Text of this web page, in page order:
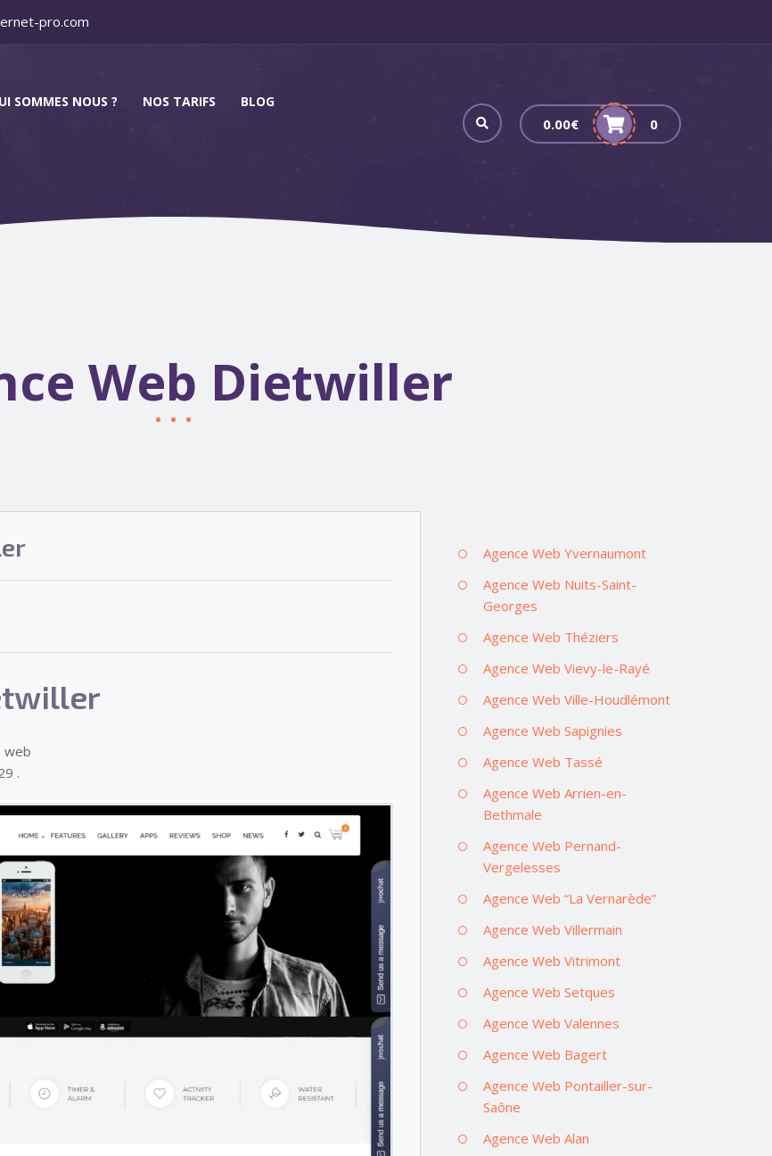
pro.com
SOMMES NOUS ? NOS TARIFS BLOG
0.00€ 0
Web Dietwiller
web
.
Agence Web Yvernaumont
Agence Web Nuits-Saint-
Georges
Agence Web Théziers
Agence Web Vievy-le-Rayé
Agence Web Ville-Houdlémont
Agence Web Sapignies
Agence Web Tassé
Agence Web Arrien-en-
Bethmale
Agence Web Pernand-
Vergelesses
Agence Web “La Vernarède”
Agence Web Villermain
Agence Web Vitrimont
Agence Web Setques
Agence Web Valennes
Agence Web Bagert
Agence Web Pontailler-sur-
Saône
Agence Web Alan